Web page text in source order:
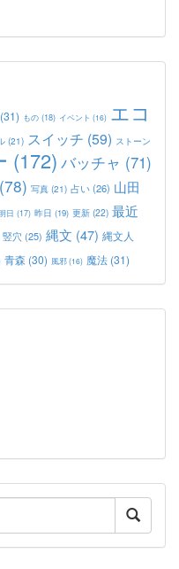
(31) もの (18) イベント (16) エコ
(21) スイッチ (59) ストーン
(172) バッチャ (71)
(78) 写真 (21) 占い(26) 山田
日 (17) 昨日 (19) 更新 (22) 最近
竪穴 (25) 縄文 (47) 縄文人
青森 (30) 風邪(16) 魔法 (31)